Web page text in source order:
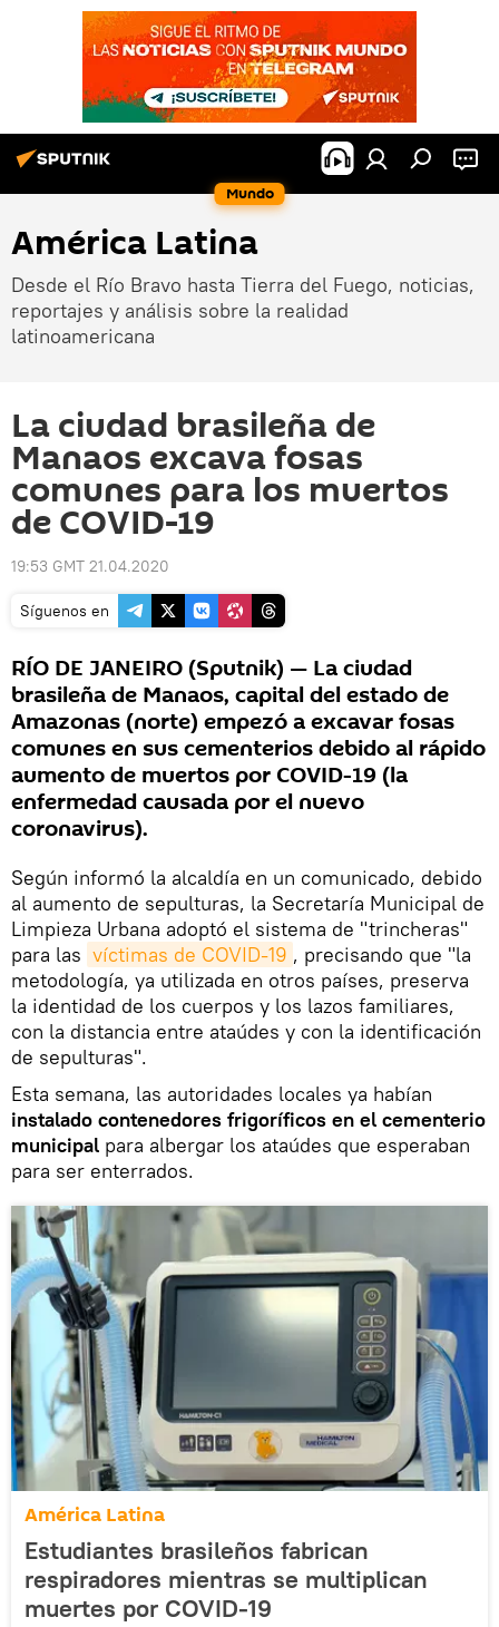
Mundo
América Latina
Desde el Río Bravo hasta Tierra del Fuego, noticias,
reportajes y análisis sobre la realidad
latinoamericana
La ciudad brasileña de
Manaos excava fosas
comunes para los muertos
de COVID-19
19:53 GMT 21.04.2020
Síguenos en
RÍO DE JANEIRO (Sputnik) — La ciudad
brasileña de Manaos, capital del estado de
Amazonas (norte) empezó a excavar fosas
comunes en sus cementerios debido al rápido
aumento de muertos por COVID-19 (la
enfermedad causada por el nuevo
coronavirus).
Según informó la alcaldía en un comunicado, debido
al aumento de sepulturas, la Secretaría Municipal de
Limpieza Urbana adoptó el sistema de "trincheras"
para las víctimas de COVID-19 , precisando que "la
metodología, ya utilizada en otros países, preserva
la identidad de los cuerpos y los lazos familiares,
con la distancia entre ataúdes y con la identificación
de sepulturas".
Esta semana, las autoridades locales ya habían
instalado contenedores frigoríficos en el cementerio
municipal para albergar los ataúdes que esperaban
para ser enterrados.
América Latina
Estudiantes brasileños fabrican
respiradores mientras se multiplican
muertes por COVID-19